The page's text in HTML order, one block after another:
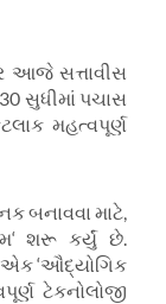
આજે સત્તાવીસ
સુધીમાં પચાસ
મહત્વપૂર્ણ
બનાવવા માટે,
‘શરૂ કર્યું છે.
એક‘ઔદ્યોગિક
ટેકનોલોજી